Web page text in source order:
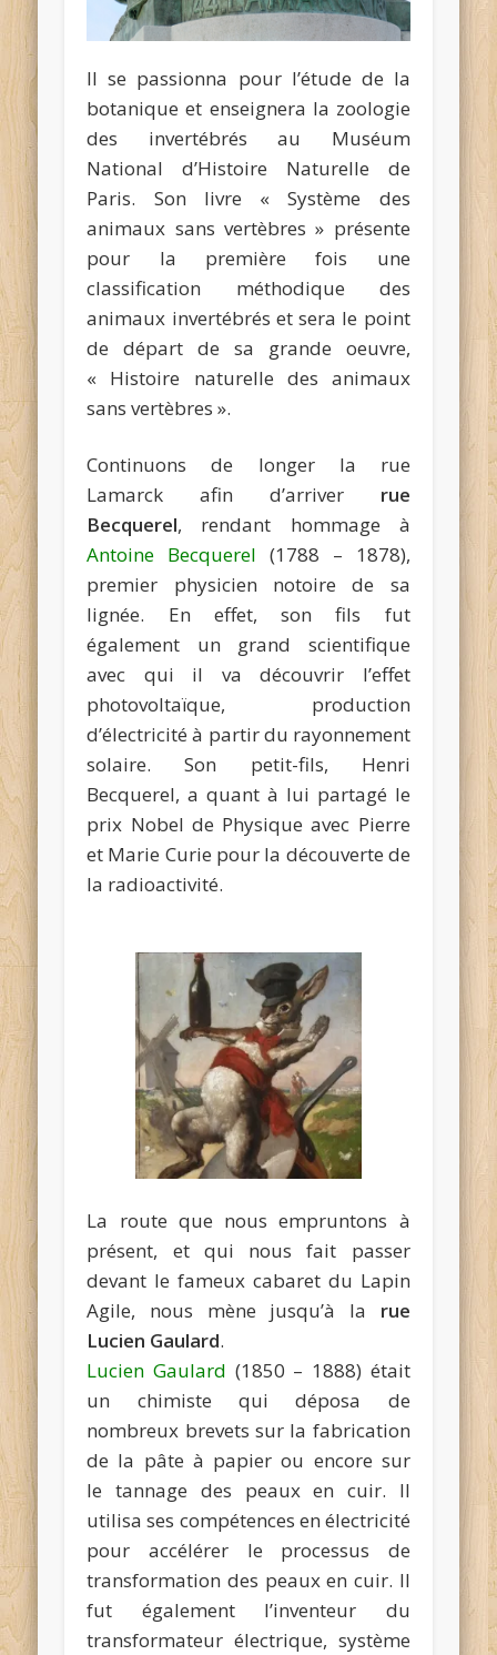
Il se passionna pour l’étude de la
botanique et enseignera la zoologie
des invertébrés au Muséum
National d’Histoire Naturelle de
Paris. Son livre « Système des
animaux sans vertèbres » présente
pour la première fois une
classification méthodique des
animaux invertébrés et sera le point
de départ de sa grande oeuvre,
« Histoire naturelle des animaux
sans vertèbres ».
Continuons de longer la rue
Lamarck afin d’arriver rue
Becquerel, rendant hommage à
Antoine Becquerel (1788 – 1878),
premier physicien notoire de sa
lignée. En effet, son fils fut
également un grand scientifique
avec qui il va découvrir l’effet
photovoltaïque, production
d’électricité à partir du rayonnement
solaire. Son petit-fils, Henri
Becquerel, a quant à lui partagé le
prix Nobel de Physique avec Pierre
et Marie Curie pour la découverte de
la radioactivité.
La route que nous empruntons à
présent, et qui nous fait passer
devant le fameux cabaret du Lapin
Agile, nous mène jusqu’à la rue
Lucien Gaulard.
Lucien Gaulard (1850 – 1888) était
un chimiste qui déposa de
nombreux brevets sur la fabrication
de la pâte à papier ou encore sur
le tannage des peaux en cuir. Il
utilisa ses compétences en électricité
pour accélérer le processus de
transformation des peaux en cuir. Il
fut également l’inventeur du
transformateur électrique, système